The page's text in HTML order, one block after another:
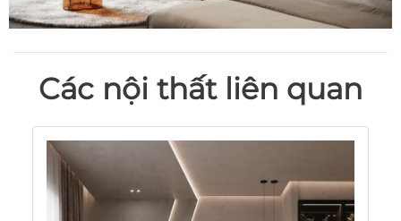
Các nội thất liên quan